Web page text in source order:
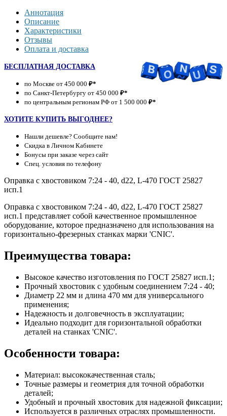
Аннотация
Описание
Характеристики
Отзывы
Оплата и доставка
БЕСПЛАТНАЯ ДОСТАВКА
по Москве от 450 000 ₽*
по Санкт-Петербургу от 450 000 ₽*
по центральным регионам РФ от 1 500 000 ₽*
ХОТИТЕ КУПИТЬ ВЫГОДНЕЕ?
Нашли дешевле? Сообщите нам!
Скидка в Личном Кабинете
Бонусы при заказе через сайт
Спец. условия по телефону
Оправка с хвостовиком 7:24 - 40, d22, L-470 ГОСТ 25827
исп.1
Оправка с хвостовиком 7:24 - 40, d22, L-470 ГОСТ 25827
исп.1 представляет собой качественное промышленное
оборудование, которое предназначено для использования на
горизонтально-фрезерных станках марки 'CNIC'.
Преимущества товара:
Высокое качество изготовления по ГОСТ 25827 исп.1;
Прочный хвостовик с удобным соединением 7:24 - 40;
Диаметр 22 мм и длина 470 мм для универсального
применения;
Надежность и долговечность в эксплуатации;
Идеально подходит для горизонтальной обработки
деталей на станках 'CNIC'.
Особенности товара:
Материал: высококачественная сталь;
Точные размеры и геометрия для точной обработки
деталей;
Удобный и прочный хвостовик для надежной фиксации;
Используется в различных отраслях промышленности.